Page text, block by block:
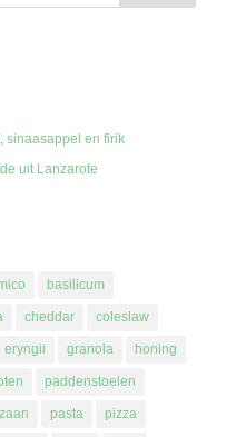
sinaasappel en firik
uit Lanzarote
basilicum
cheddar coleslaw
eryngii granola honing
paddenstoelen
pasta pizza